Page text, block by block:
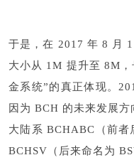
于是，在 2017 年 8 月
大小从 1M 提升至 8M
金系统”的真正体现。
因为 BCH 的未来发展
大陆系 BCHABC（前
BCHSV（后来命名为